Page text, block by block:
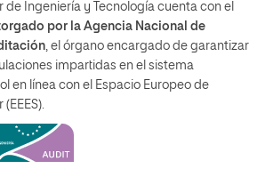
de Ingeniería y Tecnología cuenta con el
por la Agencia Nacional de
, el órgano encargado de garantizar
impartidas en el sistema
en línea con el Espacio Europeo de